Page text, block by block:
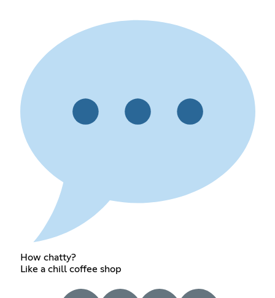
How chatty?
Like a chill coffee shop